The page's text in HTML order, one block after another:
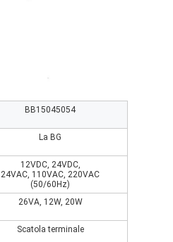
BB15045054
La BG
12VDC, 24VDC,
24VAC, 110VAC, 220VAC
(50/60Hz)
26VA, 12W, 20W
Scatola terminale